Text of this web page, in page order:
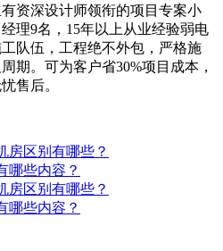
资深设计师领衔的项目专案小
理9名，15年以上从业经验弱电
队伍，工程绝不外包，严格施
期。可为客户省30%项目成本，
售后。
房区别有哪些？
哪些内容？
房区别有哪些？
哪些内容？